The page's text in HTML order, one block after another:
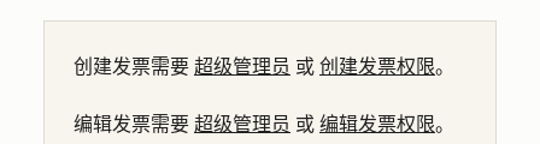
创建发票需要 超级管理员 或 创建发票权限。
编辑发票需要 超级管理员 或 编辑发票权限。